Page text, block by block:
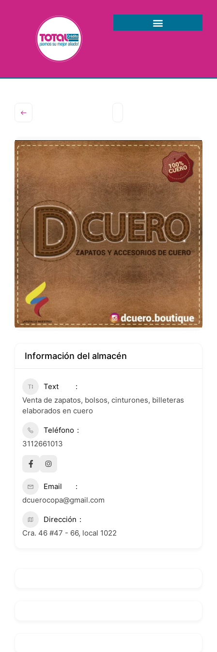
Información del almacén
Text
Venta de zapatos, bolsos, cinturones, billeteras
elaborados en cuero
Teléfono
3112661013
Email
dcuerocopa@gmail.com
Dirección
Cra. 46 #47 - 66, local 1022